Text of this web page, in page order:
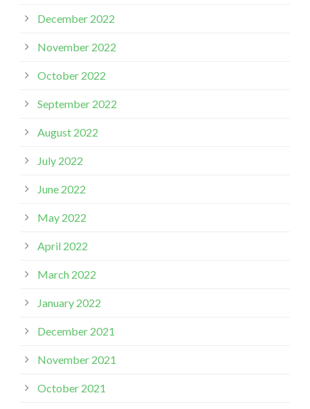
December 2022
November 2022
October 2022
September 2022
August 2022
July 2022
June 2022
May 2022
April 2022
March 2022
January 2022
December 2021
November 2021
October 2021